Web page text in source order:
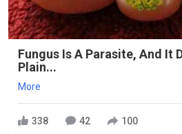
Fungus Is A Parasite, And It
Plain...
More
338 42 100